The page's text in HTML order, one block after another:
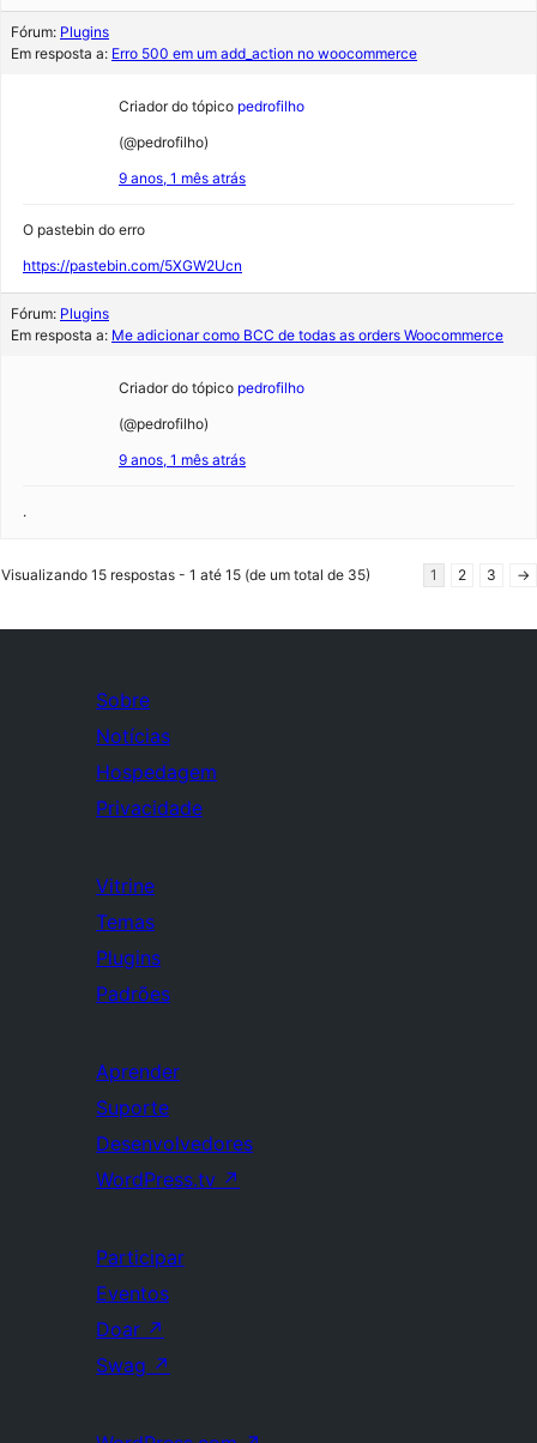
Fórum: Plugins
Em resposta a: Erro 500 em um add_action no woocommerce
Criador do tópico pedrofilho
(@pedrofilho)
9 anos, 1 mês atrás
O pastebin do erro
https://pastebin.com/5XGW2Ucn
Fórum: Plugins
Em resposta a: Me adicionar como BCC de todas as orders Woocommerce
Criador do tópico pedrofilho
(@pedrofilho)
9 anos, 1 mês atrás
.
Visualizando 15 respostas - 1 até 15 (de um total de 35) 1 2 3 →
Sobre
Notícias
Hospedagem
Privacidade
Vitrine
Temas
Plugins
Padrões
Aprender
Suporte
Desenvolvedores
WordPress.tv ↗
Participar
Eventos
Doar ↗
Swag ↗